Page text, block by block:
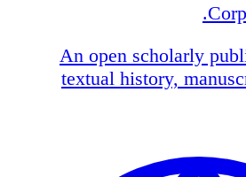
An open scholarly
textual history,